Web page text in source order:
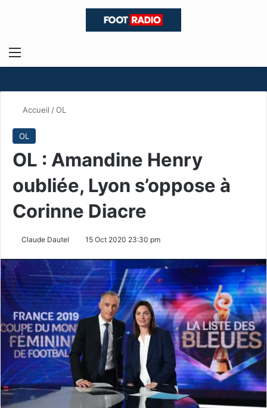
Menu
Accueil /OL
OL
OL : Amandine Henry
oubliée, Lyon s’oppose à
Corinne Diacre
Claude Dautel 15 Oct 2020 23:30 pm